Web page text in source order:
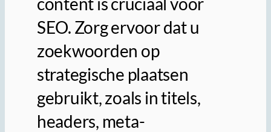
SEO. Zorg ervoor dat u
zoekwoorden op
strategische plaatsen
gebruikt, zoals in titels,
headers, meta-